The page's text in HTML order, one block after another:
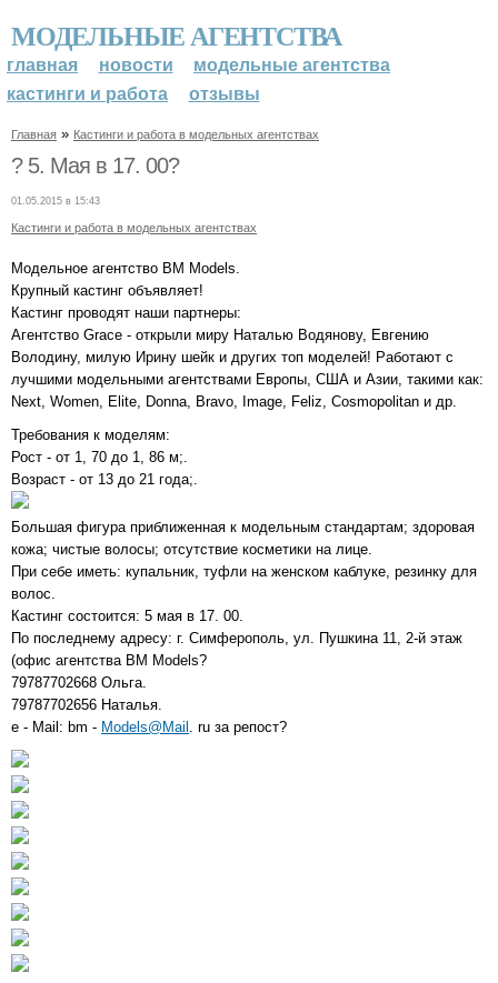
МОДЕЛЬНЫЕ АГЕНТСТВА
главная новости
модельные агентства
кастинги и работа
отзывы
Главная » Кастинги и работа в модельных агентствах
? 5. Мая в 17. 00?
01.05.2015 в 15:43
Кастинги и работа в модельных агентствах
Модельное агентство BM Models.
Крупный кастинг объявляет!
Кастинг проводят наши партнеры:
Агентство Grace - открыли миру Наталью Водянову, Евгению
Володину, милую Ирину шейк и других топ моделей! Работают с
лучшими модельными агентствами Европы, США и Азии, такими как:
Next, Women, Elite, Donna, Bravo, Image, Feliz, Cosmopolitan и др.
Требования к моделям:
Рост - от 1, 70 до 1, 86 м;.
Возраст - от 13 до 21 года;.
Большая фигура приближенная к модельным стандартам; здоровая
кожа; чистые волосы; отсутствие косметики на лице.
При себе иметь: купальник, туфли на женском каблуке, резинку для
волос.
Кастинг состоится: 5 мая в 17. 00.
По последнему адресу: г. Симферополь, ул. Пушкина 11, 2-й этаж
(офис агентства BM Models?
79787702668 Ольга.
79787702656 Наталья.
e - Mail: bm - Models@Mail . ru за репост?